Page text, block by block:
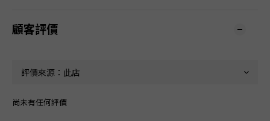
顧客評價
尚未有任何評價